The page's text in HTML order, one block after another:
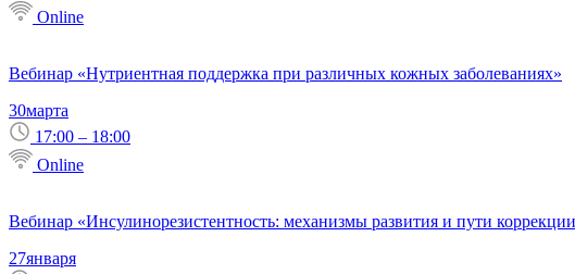
Online
Вебинар «Нутриентная поддержка при различных кожных заболеваниях»
30марта
17:00 – 18:00
Online
Вебинар «Инсулинорезистентность: механизмы развития и пути
27января